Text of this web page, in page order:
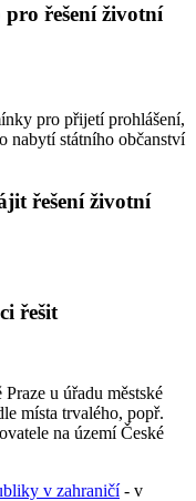
řešení životní
pro přijetí prohlášení,
nabytí státního občanství
řešení životní
řešit
u úřadu městské
místa trvalého, popř.
na území České
v zahraničí- v